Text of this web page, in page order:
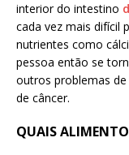
interior do intestino
cada vez mais difícil
nutrientes como
pessoa então se
outros problemas
de câncer.
QUAIS